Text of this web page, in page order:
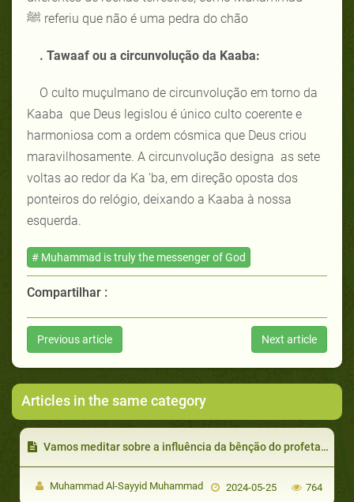
ﷺ referiu que não é uma pedra do chão
. Tawaaf ou a circunvolução da Kaaba:
O culto muçulmano de circunvolução em torno da
Kaaba que Deus legislou é único culto coerente e
harmoniosa com a ordem cósmica que Deus criou
maravilhosamente. A circunvolução designa as sete
voltas ao redor da Ka 'ba, em direção oposta dos
ponteiros do relógio, deixando a Kaaba à nossa
esquerda.
# Muhammad is truly the messenger of God
Compartilhar :
Previous article Next article
Articles in the same category
Vamos meditar sobre a influência da bênção do profeta sobre quem teve contato com ele pelo motivo que fora
Muhammad Al-Sayyid Muhammad 2024-05-25 764